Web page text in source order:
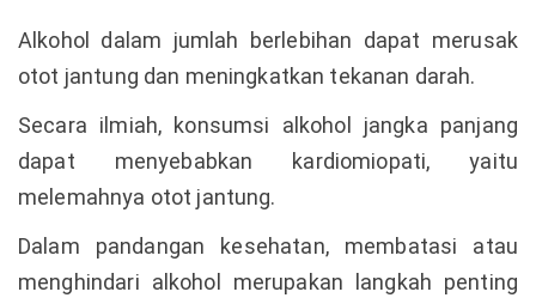
Alkohol dalam jumlah berlebihan dapat merusak
otot jantung dan meningkatkan tekanan darah.
Secara ilmiah, konsumsi alkohol jangka panjang
dapat menyebabkan kardiomiopati, yaitu
melemahnya otot jantung.
Dalam pandangan kesehatan, membatasi atau
menghindari alkohol merupakan langkah penting